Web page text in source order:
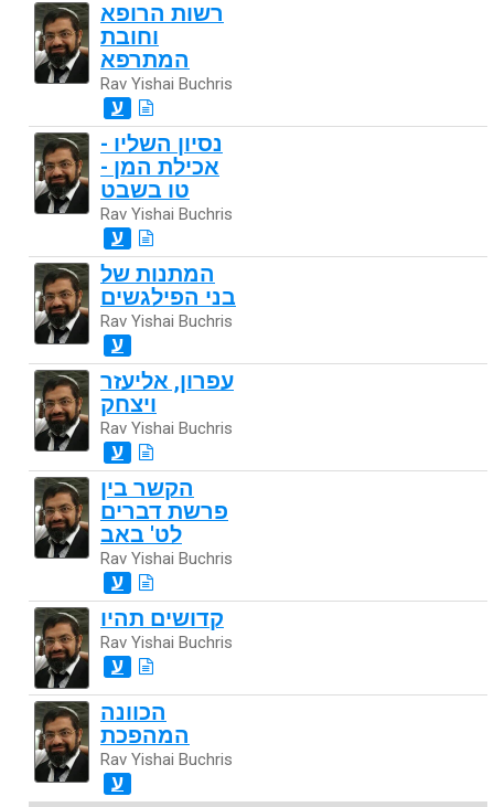
רשות הרופא
וחובת
המתרפא
Rav Yishai Buchris
ע
נסיון השליו -
אכילת המן -
טו בשבט
Rav Yishai Buchris
ע
המתנות של
בני הפילגשים
Rav Yishai Buchris
ע
עפרון, אליעזר
ויצחק
Rav Yishai Buchris
ע
הקשר בין
פרשת דברים
לט' באב
Rav Yishai Buchris
ע
קדושים תהיו
Rav Yishai Buchris
ע
הכוונה
המהפכת
Rav Yishai Buchris
ע